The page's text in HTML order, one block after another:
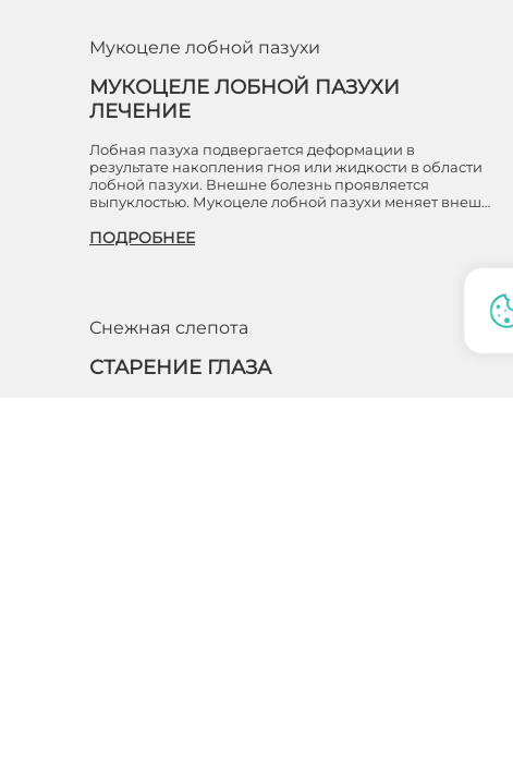
Мукоцеле лобной пазухи
МУКОЦЕЛЕ ЛОБНОЙ ПАЗУХИ
ЛЕЧЕНИЕ
Лобная пазуха подвергается деформации в
результате накопления гноя или жидкости в области
лобной пазухи. Внешне болезнь проявляется
выпуклостью. Мукоцеле лобной пазухи меняет внеш…
ПОДРОБНЕЕ
Снежная слепота
СТАРЕНИЕ ГЛАЗА